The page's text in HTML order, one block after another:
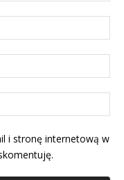
i stronę internetową w